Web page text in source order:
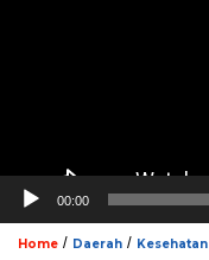
00:00
Home / Daerah / Kesehatan